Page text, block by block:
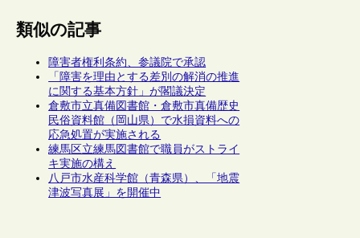
類似の記事
障害者権利条約、参議院で承認
「障害を理由とする差別の解消の推進
に関する基本方針」が閣議決定
倉敷市立真備図書館・倉敷市真備歴史
民俗資料館（岡山県）で水損資料への
応急処置が実施される
練馬区立練馬図書館で職員がストライ
キ実施の構え
八戸市水産科学館（青森県）、「地震
津波写真展」を開催中